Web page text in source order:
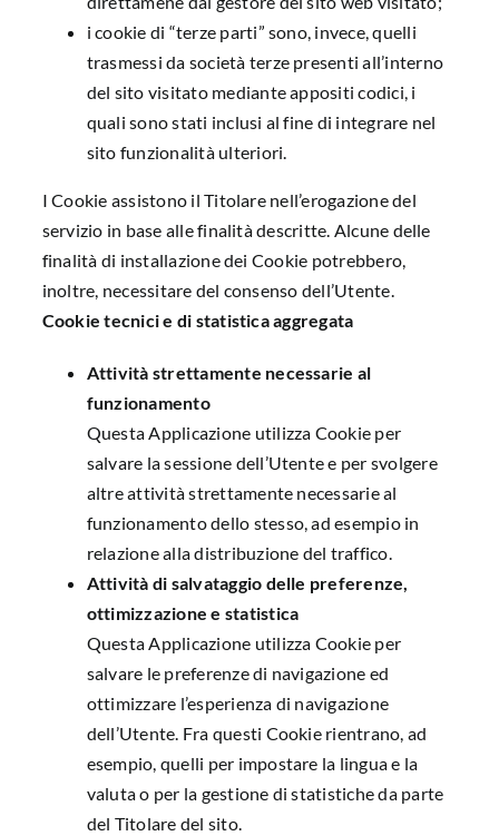
i cookie di “terze parti” sono, invece, quelli
trasmessi da società terze presenti all’interno
del sito visitato mediante appositi codici, i
quali sono stati inclusi al fine di integrare nel
sito funzionalità ulteriori.
I Cookie assistono il Titolare nell’erogazione del
servizio in base alle finalità descritte. Alcune delle
finalità di installazione dei Cookie potrebbero,
inoltre, necessitare del consenso dell’Utente.
Cookie tecnici e di statistica aggregata
Attività strettamente necessarie al
funzionamento
Questa Applicazione utilizza Cookie per
salvare la sessione dell’Utente e per svolgere
altre attività strettamente necessarie al
funzionamento dello stesso, ad esempio in
relazione alla distribuzione del traffico.
Attività di salvataggio delle preferenze,
ottimizzazione e statistica
Questa Applicazione utilizza Cookie per
salvare le preferenze di navigazione ed
ottimizzare l’esperienza di navigazione
dell’Utente. Fra questi Cookie rientrano, ad
esempio, quelli per impostare la lingua e la
valuta o per la gestione di statistiche da parte
del Titolare del sito.